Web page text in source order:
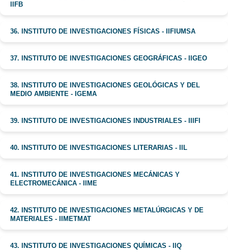
IIFB
36. INSTITUTO DE INVESTIGACIONES FÍSICAS - IIFIUMSA
37. INSTITUTO DE INVESTIGACIONES GEOGRÁFICAS - IIGEO
38. INSTITUTO DE INVESTIGACIONES GEOLÓGICAS Y DEL
MEDIO AMBIENTE - IGEMA
39. INSTITUTO DE INVESTIGACIONES INDUSTRIALES - IIIFI
40. INSTITUTO DE INVESTIGACIONES LITERARIAS - IIL
41. INSTITUTO DE INVESTIGACIONES MECÁNICAS Y
ELECTROMECÁNICA - IIME
42. INSTITUTO DE INVESTIGACIONES METALÚRGICAS Y DE
MATERIALES - IIMETMAT
43. INSTITUTO DE INVESTIGACIONES QUÍMICAS - IIQ